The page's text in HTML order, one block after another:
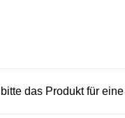
das Produkt für